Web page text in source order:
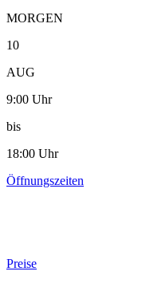
MORGEN
10
AUG
9:00 Uhr
bis
18:00 Uhr
Öffnungszeiten
Preise